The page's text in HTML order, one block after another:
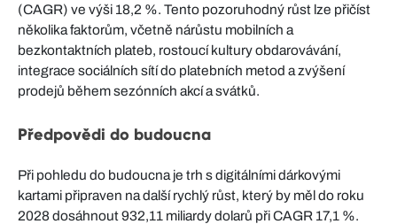
(CAGR) ve výši 18,2 %. Tento pozoruhodný růst lze přičíst
několika faktorům, včetně nárůstu mobilních a
bezkontaktních plateb, rostoucí kultury obdarovávání,
integrace sociálních sítí do platebních metod a zvýšení
prodejů během sezónních akcí a svátků.
Předpovědi do budoucna
Při pohledu do budoucna je trh s digitálními dárkovými
kartami připraven na další rychlý růst, který by měl do roku
2028 dosáhnout 932,11 miliardy dolarů při CAGR 17,1 %.